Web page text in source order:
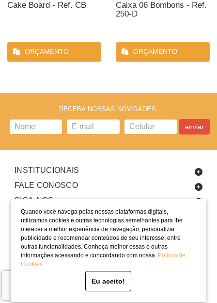
Quando você navega pelas nossas plataformas digitais,
utilizamos cookies e outras tecnologias semelhantes para lhe
oferecer a melhor experiência de navegação, personalizar
publicidade e recomendar conteúdos de seu interesse, entre
outras funcionalidades. Conheça melhor essas e outras
informações acessando e concordando com nossa Política de
Cookies
Eu aceito!
Cake Board - Ref. CB
ORÇAMENTO
Caixa 06 Bombons - Ref.
250-D
ORÇAMENTO
RECEBA NOSSAS NOVIDADES:
enviar
INSTITUCIONAIS
FALE CONOSCO
SIGA-NOS
LOCALIZAÇÃO